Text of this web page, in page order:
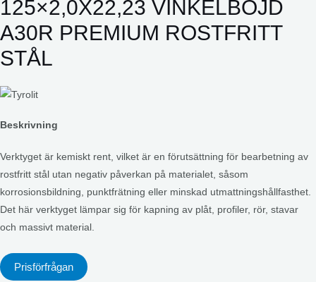
125×2,0X22,23 VINKELBÖJD
A30R PREMIUM ROSTFRITT
STÅL
Beskrivning
Verktyget är kemiskt rent, vilket är en förutsättning för bearbetning av
rostfritt stål utan negativ påverkan på materialet, såsom
korrosionsbildning, punktfrätning eller minskad utmattningshållfasthet.
Det här verktyget lämpar sig för kapning av plåt, profiler, rör, stavar
och massivt material.
Prisförfrågan